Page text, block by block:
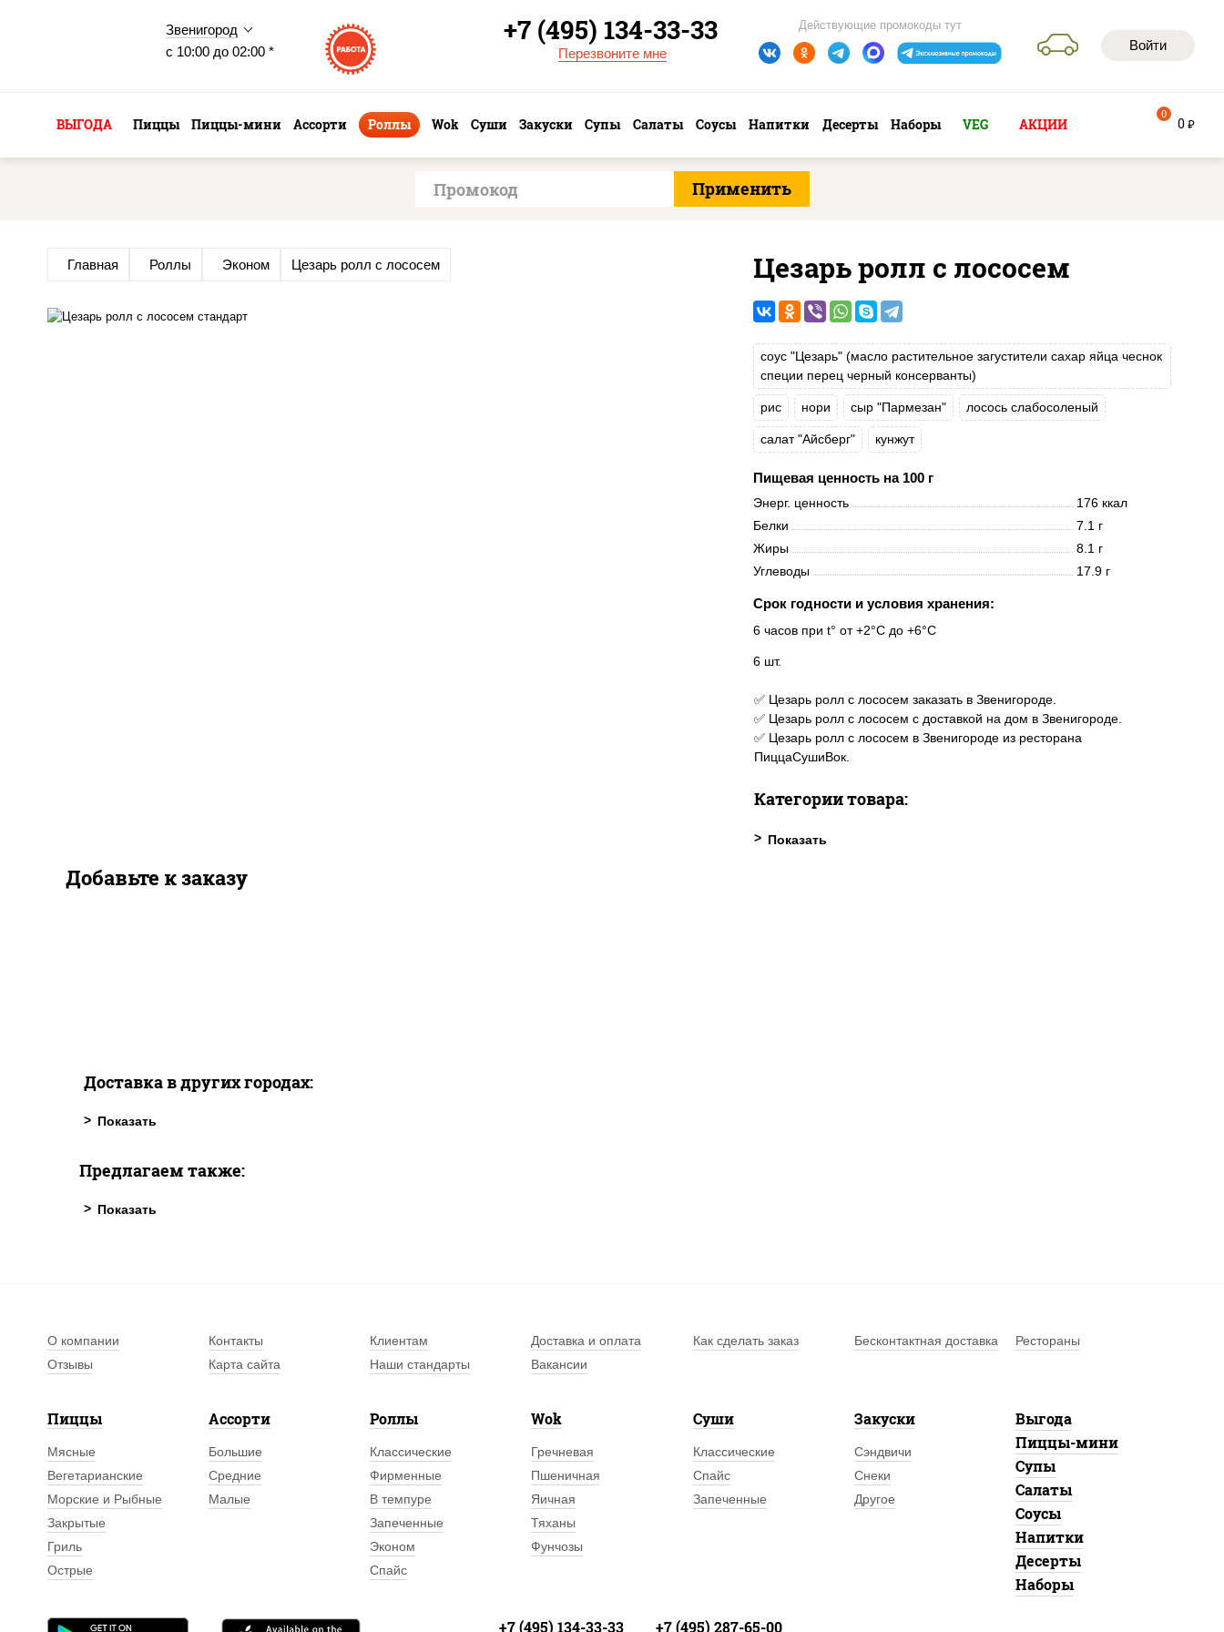
Звенигород
с 10:00 до 02:00 *
Войти
Действующие промокоды тут
+7 (495) 134-33-33
Перезвоните мне
ВЫГОДА Пиццы Пиццы-мини Ассорти Роллы Wok Суши Закуски Супы Салаты Соусы Напитки Десерты Наборы VEG АКЦИИ 0 руб
0
Главная Роллы Эконом Цезарь ролл с лососем Цезарь ролл с лососем
соус "Цезарь" (масло растительное загустители сахар яйца чеснок
специи перец черный консерванты)
рис нори сыр "Пармезан" лосось слабосоленый
салат "Айсберг" кунжут
Пищевая ценность на 100 г
Энерг. ценность
176 ккал
Белки
7.1 г
Жиры
8.1 г
Углеводы
17.9 г
Срок годности и условия хранения:
6 часов при t° от +2°C до +6°C
6 шт.
✅ Цезарь ролл с лососем заказать в Звенигороде.
✅ Цезарь ролл с лососем с доставкой на дом в Звенигороде.
✅ Цезарь ролл с лососем в Звенигороде из ресторана
ПиццаСушиВок.
Категории товара:
Добавьте к заказу
Доставка в других городах:
Предлагаем также:
О компании Контакты Клиентам Доставка и оплата Как сделать заказ Бесконтактная доставка
Рестораны
Отзывы
Карта сайта Наши стандарты Вакансии
Пиццы
Мясные
Вегетарианские
Морские и Рыбные
Закрытые
Гриль
Острые
Ассорти
Большие
Средние
Малые
Роллы
Классические
Фирменные
В темпуре
Запеченные
Эконом
Спайс
Wok
Гречневая
Пшеничная
Яичная
Тяханы
Фунчозы
Суши
Классические
Спайс
Запеченные
Закуски
Сэндвичи
Снеки
Другое
Выгода
Пиццы-мини
Супы
Салаты
Соусы
Напитки
Десерты
Наборы
+7 (495) 134-33-33 +7 (495) 287-65-00